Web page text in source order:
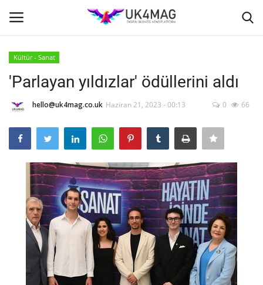
Ana Sayfa
İş Platformu
TVNET
TOPLUM
Londra
İş İlanları
Kültür - Sanat
'Parlayan yıldızlar' ödüllerini aldı
hello@uk4mag.co.uk Haziran 21, 2023 - 00:13 0 66